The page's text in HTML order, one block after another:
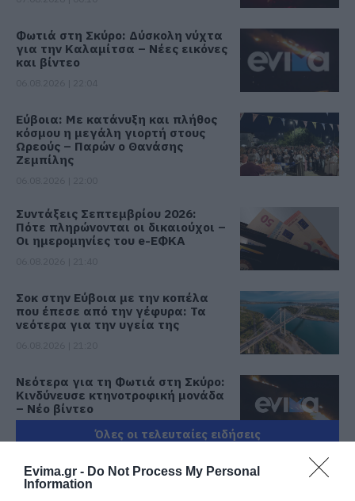
Evima.gr - Do Not Process My Personal
Information
Φωτιά στη Σκύρο: Δύσκολη νύχτα
για την Καλαμίτσα – Νέες εικόνες
και βίντεο
Εύβοια: Με κατάνυξη και πλήθος
κόσμου η μεγάλη γιορτή στους
Ωρεούς – Παρών ο Θανάσης
Ζεμπίλης
Συντάξεις Σεπτεμβρίου 2026:
Πότε πληρώνονται οι δικαιούχοι –
Οι ημερομηνίες του e-ΕΦΚΑ
Σοκ στην Εύβοια με την κοπέλα
που έπεσε από την γέφυρα: Τα
νεότερα για την υγεία της
Νεότερα για τη Φωτιά στη Σκύρο:
Κινδύνευσε κτηνοτροφική μονάδα
– Νέο βίντεο
06.08.2026 | 21:00
Καφές: Τα οφέλη της μέτριας
κατανάλωσης σύμφωνα με ειδικό
στο μικροβίωμα του εντέρου
Όλες οι τελευταίες ειδήσεις